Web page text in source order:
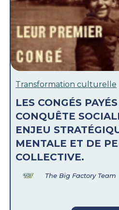
Transformation culturelle
LES CONGÉS
CONQUÊTE
ENJEU
MENTALE ET DE
COLLECTIVE.
The Big Factory Team